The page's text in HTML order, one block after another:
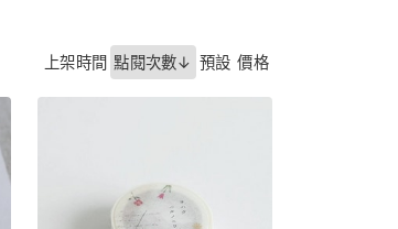
上架時間 點閱次數↓ 預設 價格